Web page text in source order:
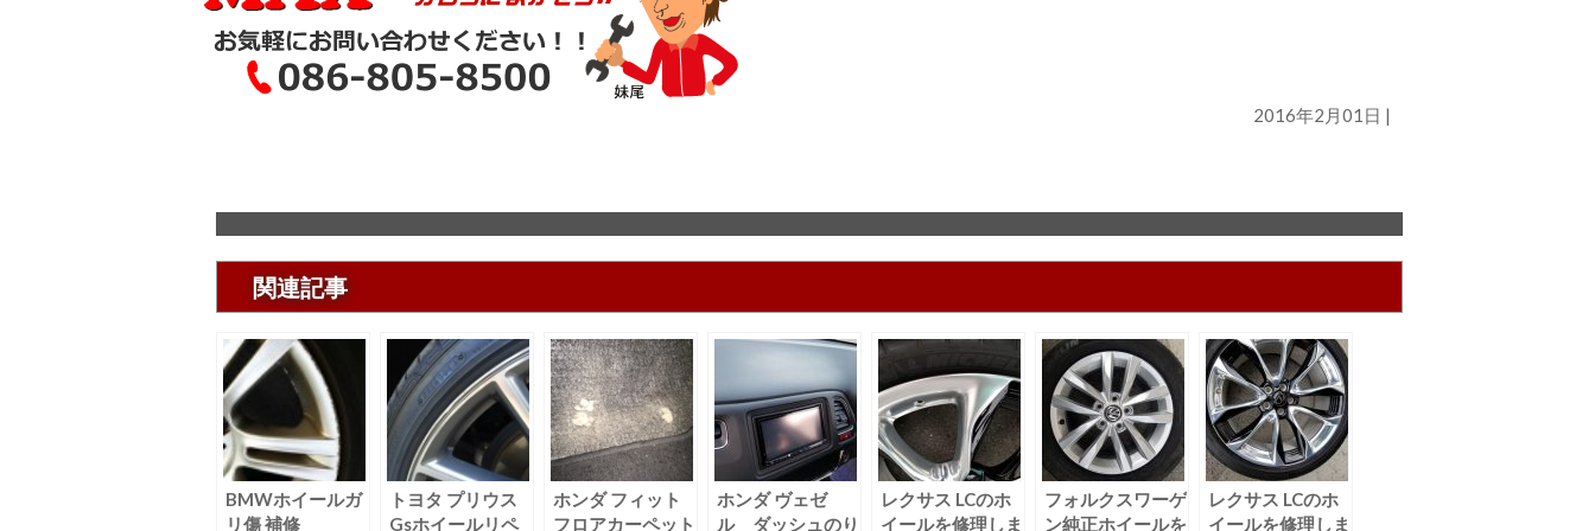
2016年2月01日 |
関連記事
BMWホイールガ
リ傷 補修
トヨタ プリウス
Gsホイールリペ
ホンダ フィット
フロアカーペット
ホンダ ヴェゼ
ル ダッシュのり
レクサス LCのホ
イールを修理しま
フォルクスワーゲ
ン純正ホイールを
レクサス LCのホ
イールを修理しま